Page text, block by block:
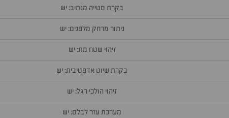
בקרת סטייה מנתיב: יש
ניתור מרחק מלפנים: יש
זיהוי שטח מת: יש
בקרת שיוט אדפטיבית: יש
זיהוי הולכי רגל: יש
מערכת עזר לבלם: יש